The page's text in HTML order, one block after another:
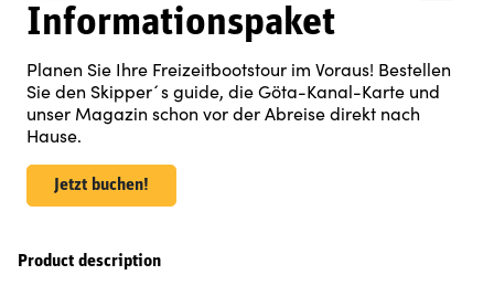
Informationspaket
Planen Sie Ihre Freizeitbootstour im Voraus! Bestellen
Sie den Skipper´s guide, die Göta-Kanal-Karte und
unser Magazin schon vor der Abreise direkt nach
Hause.
Jetzt buchen!
Product description